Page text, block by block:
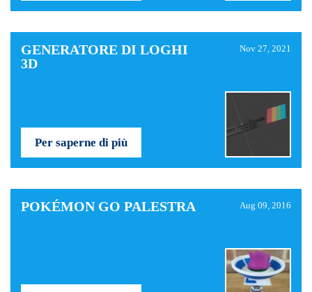
GENERATORE DI LOGHI
3D
Nov 27, 2021
Per saperne di più
POKÉMON GO PALESTRA Aug 09, 2016